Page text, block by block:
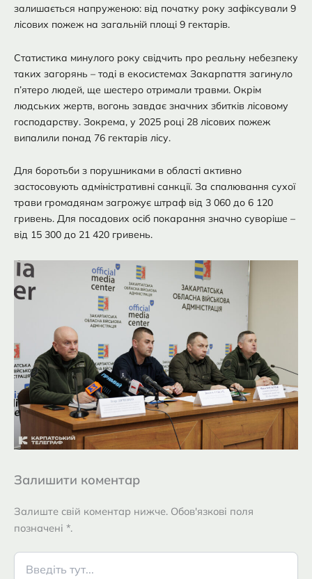
залишається напруженою: від початку року зафіксували 9
лісових пожеж на загальній площі 9 гектарів.
Статистика минулого року свідчить про реальну небезпеку
таких загорянь – тоді в екосистемах Закарпаття загинуло
п’ятеро людей, ще шестеро отримали травми. Окрім
людських жертв, вогонь завдає значних збитків лісовому
господарству. Зокрема, у 2025 році 28 лісових пожеж
випалили понад 76 гектарів лісу.
Для боротьби з порушниками в області активно
застосовують адміністративні санкції. За спалювання сухої
трави громадянам загрожує штраф від 3 060 до 6 120
гривень. Для посадових осіб покарання значно суворіше –
від 15 300 до 21 420 гривень.
Залишити коментар
Залиште свій коментар нижче. Обов'язкові поля
позначені *.
Введіть
тут...